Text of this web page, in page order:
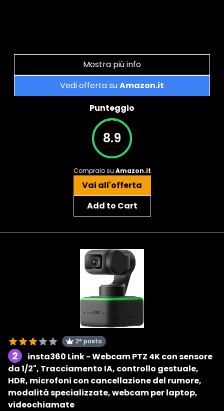
Mostra più info
Vedi offerta suAmazon.it
Punteggio
8.9
Compralo su Amazon.it
Vai all'offerta
Add to Cart
2° posto
2
insta360 Link - Webcam PTZ 4K con sensore
da 1/2", Tracciamento IA, controllo gestuale,
HDR, microfoni con cancellazione del rumore,
modalità specializzate, webcam per laptop,
videochiamate